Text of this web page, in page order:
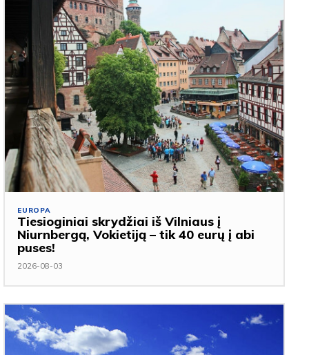
EUROPA
Tiesioginiai skrydžiai iš Vilniaus į
Niurnbergą, Vokietiją – tik 40 eurų į abi
puses!
2026-08-03